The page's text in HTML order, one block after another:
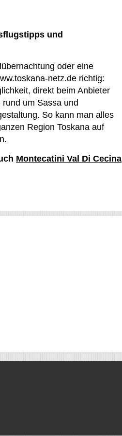
und
oder eine
netz.de richtig:
direkt beim Anbieter
um Sassa und
So kann man alles
Region Toskana auf
Montecatini Val Di Cecina